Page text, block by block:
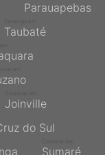
Parauapebas
Taubaté
Joinville
do Sul
Sumaré